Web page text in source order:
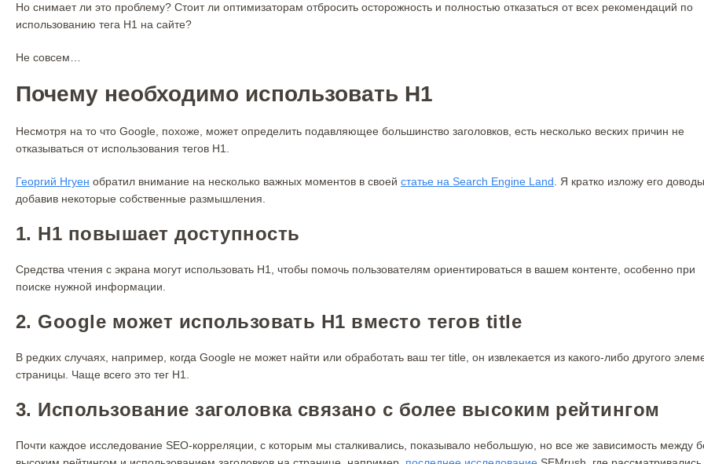
Но снимает ли это проблему? Стоит ли оптимизаторам отбросить осторожность и полностью отказаться от всех рекомендаций по
использованию тега H1 на сайте?
Не совсем…
Почему необходимо использовать H1
Несмотря на то что Google, похоже, может определить подавляющее большинство заголовков, есть несколько веских причин не
отказываться от использования тегов H1.
Георгий Нгуен обратил внимание на несколько важных моментов в своей статье на Search Engine Land . Я кратко изложу его
добавив некоторые собственные размышления.
1. H1 повышает доступность
Средства чтения с экрана могут использовать H1, чтобы помочь пользователям ориентироваться в вашем контенте, особенно при
поиске нужной информации.
2. Google может использовать H1 вместо тегов title
В редких случаях, например, когда Google не может найти или обработать ваш тег title, он извлекается из какого-либо другого
страницы. Чаще всего это тег H1.
3. Использование заголовка связано с более высоким рейтингом
Почти каждое исследование SEO-корреляции, с которым мы сталкивались, показывало небольшую, но все же зависимость между